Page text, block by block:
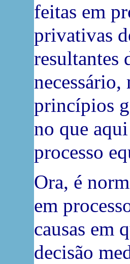
feitas em
privativas
resultantes
necessário,
princípios
no que
processo
Ora, é
em
causas em
decisão